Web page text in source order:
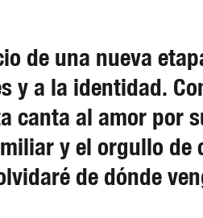
de una nueva
y a la identidad.
canta al amor por
y el orgullo de
de dónde